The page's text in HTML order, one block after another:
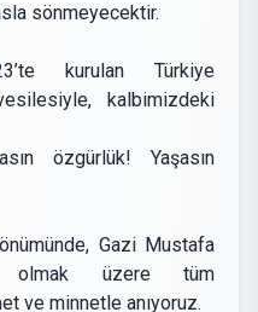
sönmeyecektir.
kurulan Türkiye
kalbimizdeki
özgürlük! Yaşasın
Gazi Mustafa
olmak üzere tüm
ve minnetle anıyoruz.